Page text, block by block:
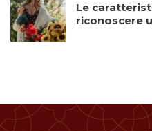
Le
riconoscere